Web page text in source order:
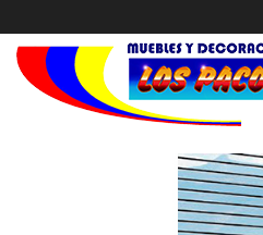
al
contenido